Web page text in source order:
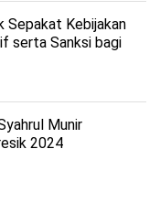
Sepakat Kebijakan
serta Sanksi bagi
Munir
2024